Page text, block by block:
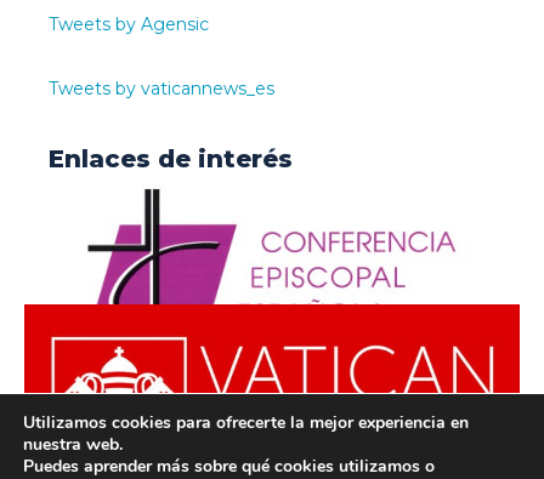
Tweets by Agensic
Tweets by vaticannews_es
Enlaces de interés
Utilizamos cookies para ofrecerte la mejor experiencia en
nuestra web.
Puedes aprender más sobre qué cookies utilizamos o